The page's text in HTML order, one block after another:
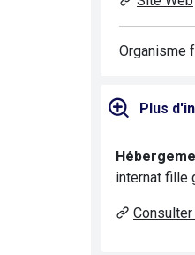
Organisme
Plus
internat fille